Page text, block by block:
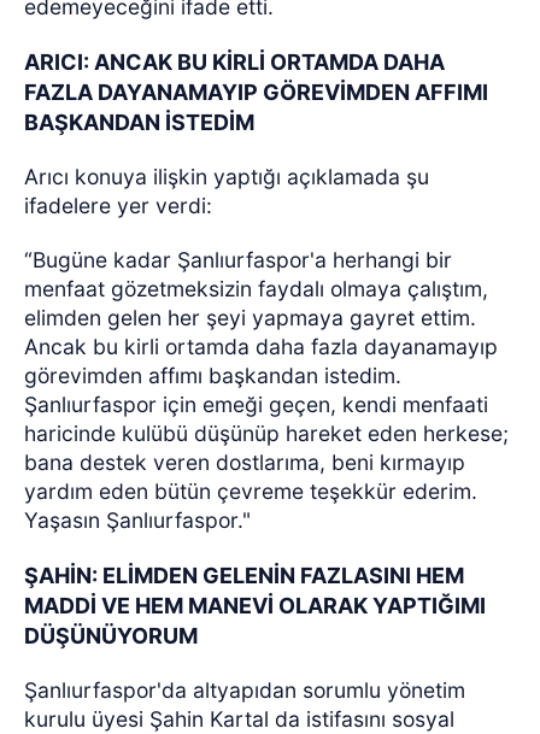
edemeyeceğini ifade etti.
ARICI: ANCAK BU KİRLİ ORTAMDA DAHA
FAZLA DAYANAMAYIP GÖREVİMDEN AFFIMI
BAŞKANDAN İSTEDİM
Arıcı konuya ilişkin yaptığı açıklamada şu
ifadelere yer verdi:
“Bugüne kadar Şanlıurfaspor'a herhangi bir
menfaat gözetmeksizin faydalı olmaya çalıştım,
elimden gelen her şeyi yapmaya gayret ettim.
Ancak bu kirli ortamda daha fazla dayanamayıp
görevimden affımı başkandan istedim.
Şanlıurfaspor için emeği geçen, kendi menfaati
haricinde kulübü düşünüp hareket eden herkese;
bana destek veren dostlarıma, beni kırmayıp
yardım eden bütün çevreme teşekkür ederim.
Yaşasın Şanlıurfaspor."
ŞAHİN: ELİMDEN GELENİN FAZLASINI HEM
MADDİ VE HEM MANEVİ OLARAK YAPTIĞIMI
DÜŞÜNÜYORUM
Şanlıurfaspor'da altyapıdan sorumlu yönetim
kurulu üyesi Şahin Kartal da istifasını sosyal